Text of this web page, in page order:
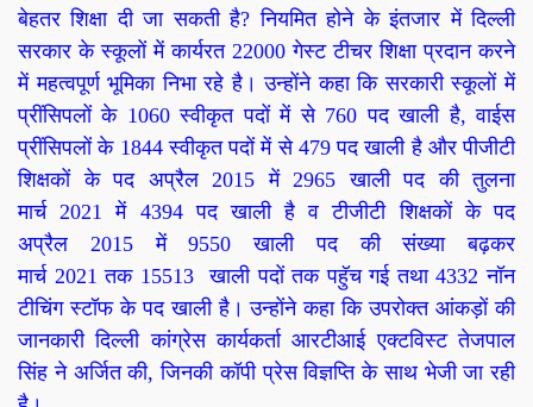
बेहतर शिक्षा दी जा सकती है?नियमित होने के इंतजार में दिल्ली
सरकार के स्कूलों में कार्यरत 22000गेस्ट टीचर शिक्षा प्रदान करने
में महत्वपूर्ण भूमिका निभा रहे है। उन्होंने कहा कि सरकारी स्कूलों में
प्रींसिपलों के 1060स्वीकृत पदों में से 760पद खाली है,वाईस
प्रींसिपलों के 1844स्वीकृत पदों में से 479पद खाली है और पीजीटी
शिक्षकों के पद अप्रैल 2015में 2965खाली पद की तुलना
मार्च 2021में 4394पद खाली है व टीजीटी शिक्षकों के पद
अप्रैल 2015में9550खाली पद की संख्या बढ़कर
मार्च 2021तक 15513खाली पदों तक पहुॅच गई तथा4332नॉन
टीचिंग स्टॉफ के पद खाली है। उन्होंने कहा कि उपरोक्त आंकड़ों की
जानकारी दिल्ली कांग्रेस कार्यकर्ता आरटीआई एक्टविस्ट तेजपाल
सिंह ने अर्जित की,जिनकी कॉपी प्रेस विज्ञप्ति के साथ भेजी जा रही